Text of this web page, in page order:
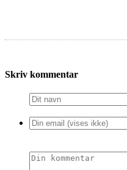
Skriv kommentar